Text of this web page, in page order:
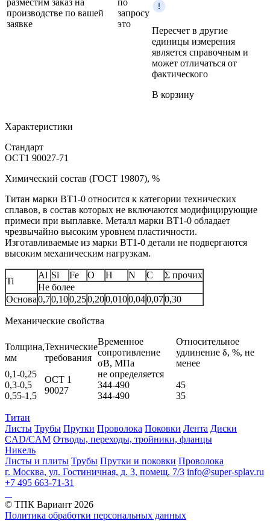
производстве по вашей
заявке
запросу
это
Пересчет в другие
единицы измерения
является справочным и
может отличаться от
фактического
В корзину
Характеристики
Стандарт
ОСТ1 90027-71
Химический состав (ГОСТ 19807), %
Титан марки BT1-0 относится к категории технических
сплавов, в состав которых не включаются модифицирующие
примеси при выплавке. Металл марки ВТ1‑0 обладает
чрезвычайно высоким уровнем пластичности.
Изготавливаемые из марки ВТ1‑0 детали не подвергаются
высоким механическим нагрузкам.
Ti
Al Si Fe O H N C
Σ прочих
Не более
Основа0,70,100,250,200,0100,040,070,30
Механические свойства
Толщина,
мм
Технические
требования
Временное
сопротивление
σB, МПа
Относительное
удлинение δ, %, не
менее
0,1-0,25
ОСТ 1
90027
не определяется
0,3-0,5
344-490
45
0,55-1,5
344-490 35
Титан
Листы Трубы Прутки Проволока Поковки Лента Диски
CAD/CAM Отводы, переходы, тройники, фланцы
Никель
Листы и плиты Трубы Прутки и поковки Проволока
г. Москва, ул. Гостиничная, д. 3, помещ. 7/3 info@super-splav.ru
+7 495 663-71-31
© ТПК Вариант 2026
Политика обработки персональных данных